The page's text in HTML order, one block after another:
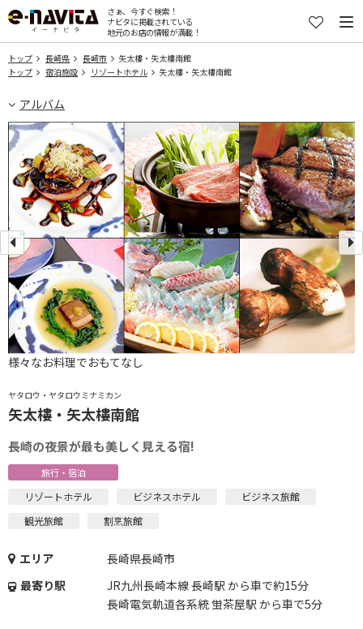
さぁ、今すぐ検索！
ナビタに掲載されている
地元のお店の情報が満載！
トップ 長崎県 長崎市
矢太樓・矢太樓南館
トップ
宿泊施設 リゾートホテル 矢太樓・矢太樓南館
アルバム
ヤタロウ・ヤタロウミナミカン
矢太樓・矢太樓南館
長崎の夜景が最も美しく見える宿!
旅行・宿泊
リゾートホテル ビジネスホテル
ビジネス旅館
観光旅館
割烹旅館
エリア
長崎県長崎市
最寄り駅
JR九州長崎本線 長崎駅 から車で約15分
長崎電気軌道各系統 蛍茶屋駅 から車で5分
様々なお料理でおもてなし